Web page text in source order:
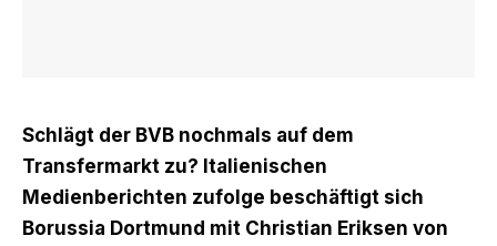
Schlägt der BVB nochmals auf dem
Transfermarkt zu? Italienischen
Medienberichten zufolge beschäftigt sich
Borussia Dortmund mit Christian Eriksen von